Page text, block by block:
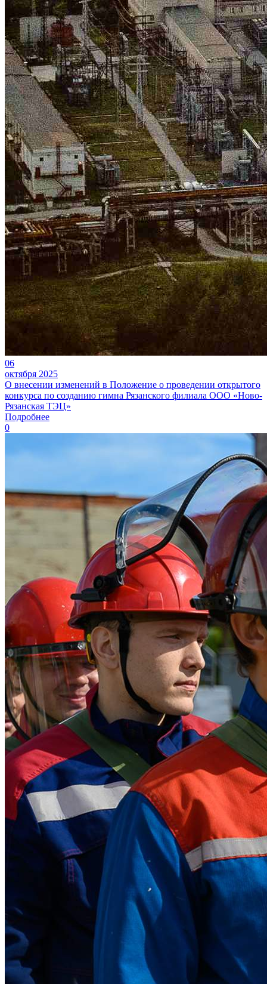
06
октября 2025
О внесении изменений в Положение о проведении открытого
конкурса по созданию гимна Рязанского филиала ООО «Ново-
Рязанская ТЭЦ»
Подробнее
0